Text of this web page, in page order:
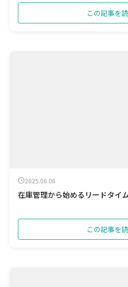
この記事を
2025.06.06
在庫管理から始めるリードタイ
この記事を